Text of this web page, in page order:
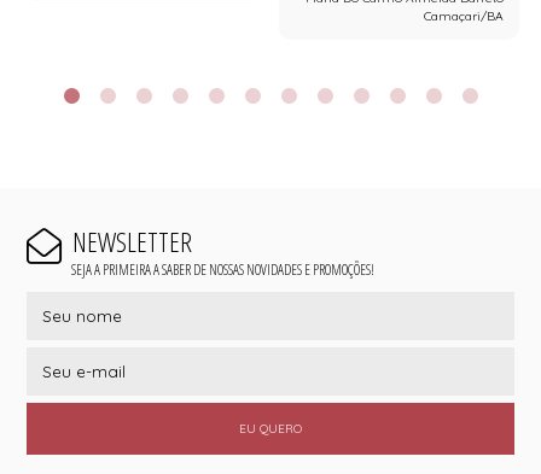
Camaçari/BA
NEWSLETTER
SEJA A PRIMEIRA A SABER DE NOSSAS NOVIDADES E PROMOÇÕES!
EU QUERO